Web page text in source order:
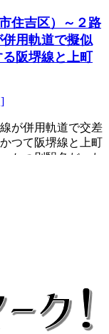
住吉区）～２路
用軌道で擬似
阪堺線と上町
が併用軌道で交差
つて阪堺線と上町
かつ別駅名だった